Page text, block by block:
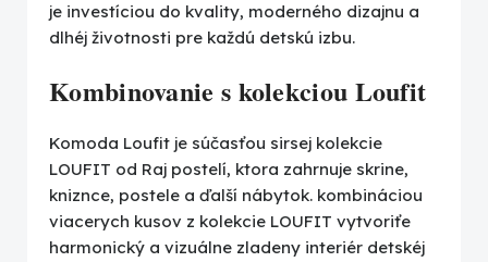
je investíciou do kvality, moderného dizajnu a
dlhéj životnosti pre každú detskú izbu.
Kombinovanie s kolekciou Loufit
Komoda Loufit je súčasťou sirsej kolekcie
LOUFIT od Raj postelí, ktora zahrnuje skrine,
kniznce, postele a ďalší nábytok. kombináciou
viacerych kusov z kolekcie LOUFIT vytvoriťe
harmonický a vizuálne zladeny interiér detskéj